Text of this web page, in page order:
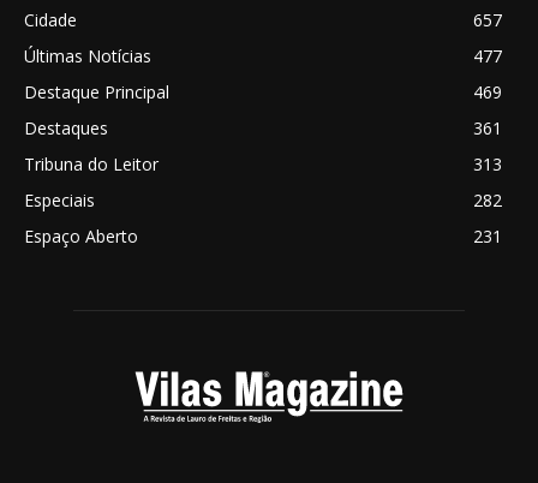
Cidade
657
Últimas Notícias
477
Destaque Principal
469
Destaques
361
Tribuna do Leitor
313
Especiais
282
Espaço Aberto
231